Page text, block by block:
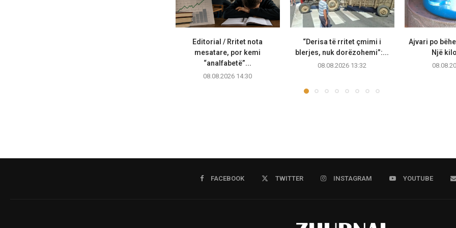
Editorial / Rritet nota
mesatare, por kemi
“analfabetë”...
08.08.2026 14:30
“Derisa të rritet çmimi i
blerjes, nuk dorëzohemi”:...
08.08.2026 13:32
Ajvari po
Një
FACEBOOK TWITTER INSTAGRAM YOUTUBE